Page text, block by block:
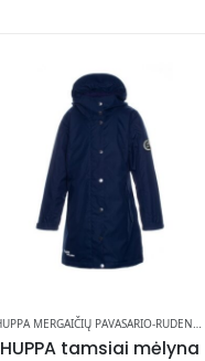
HUPPA tamsiai mėlyna